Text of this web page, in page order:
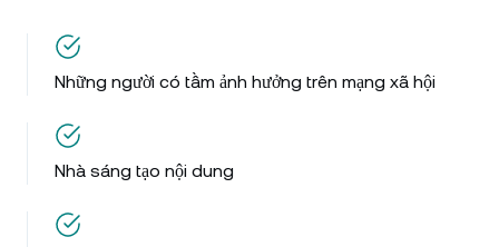
Những người có tầm ảnh hưởng trên mạng xã hội
Nhà sáng tạo nội dung